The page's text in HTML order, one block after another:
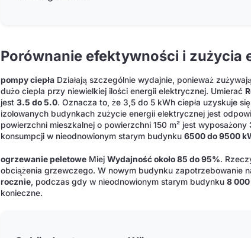
Porównanie efektywności i zużycia
pompy ciepła Działają szczególnie wydajnie, ponieważ
dużo ciepła przy niewielkiej ilości energii elektrycznej. Umierać
jest3.5 do 5.0. Oznacza to, że 3,5 do 5 kWh ciepła uzyskuje
izolowanych budynkach zużycie energii elektrycznej jest
powierzchni mieszkalnej o powierzchni 150 m² jest wyposażony
konsumpcji w nieodnowionym starym budynku6500 do 9500
ogrzewanie peletowe MiejWydajność około 85 do 95%.
obciążenia grzewczego. W nowym budynku zapotrzebowanie
rocznie , podczas gdy w nieodnowionym starym budynku8 000
konieczne.